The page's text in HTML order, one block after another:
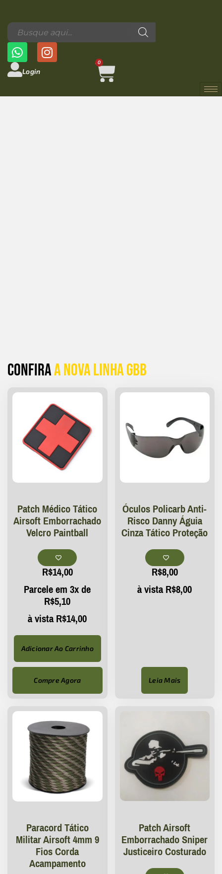
Login
0
Confiraa Nova linha GBB
Patch Médico Tático
Airsoft Emborrachado
Velcro Paintball
R$14,00
Parcele em 3x de
R$5,10
à vistaR$14,00
Adicionar Ao Carrinho
Compre Agora
Óculos Policarb Anti-
Risco Danny Águia
Cinza Tático Proteção
R$8,00
à vistaR$8,00
Leia Mais
Paracord Tático
Militar Airsoft 4mm 9
Fios Corda
Acampamento
Patch Airsoft
Emborrachado Sniper
Justiceiro Costurado